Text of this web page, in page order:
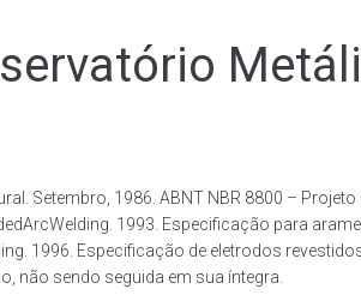
Setembro, 1986. ABNT NBR 8800 –
1993. Especificação para
1996. Especificação de eletrodos
não sendo seguida em sua íntegra.